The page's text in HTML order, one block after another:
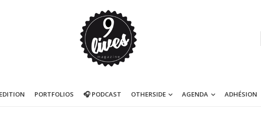
PORTFOLIOS 🎧 PODCAST OTHERSIDE AGENDA ADHÉSION